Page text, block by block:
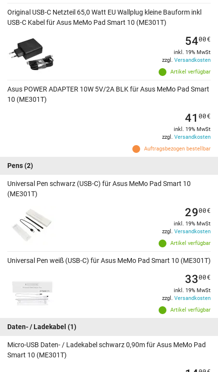
Original USB-C Netzteil 65,0 Watt EU Wallplug kleine Bauform inkl
USB-C Kabel für Asus MeMo Pad Smart 10 (ME301T)
Artikel verfügbar
5400€
inkl. 19% MwSt
zzgl. Versandkosten
Asus POWER ADAPTER 10W 5V/2A BLK für Asus MeMo Pad Smart
10 (ME301T)
Auftragsbezogen bestellbar
41 00€
inkl. 19% MwSt
zzgl. Versandkosten
Pens(2)
Universal Pen schwarz (USB-C) für Asus MeMo Pad Smart 10
(ME301T)
Artikel verfügbar
2900€
inkl. 19% MwSt
zzgl. Versandkosten
Universal Pen weiß (USB-C) für Asus MeMo Pad Smart 10 (ME301T)
Artikel verfügbar
3300€
inkl. 19% MwSt
zzgl. Versandkosten
Daten- / Ladekabel (1)
Micro-USB Daten- / Ladekabel schwarz 0,90m für Asus MeMo Pad
Smart 10 (ME301T)